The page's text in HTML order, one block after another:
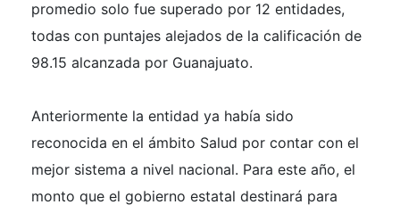
promedio solo fue superado por 12 entidades,
todas con puntajes alejados de la calificación de
98.15 alcanzada por Guanajuato.
Anteriormente la entidad ya había sido
reconocida en el ámbito Salud por contar con el
mejor sistema a nivel nacional. Para este año, el
monto que el gobierno estatal destinará para